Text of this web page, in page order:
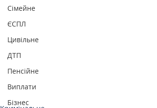
Сімейне
ЄСПЛ
Цивільне
ДТП
Пенсійне
Виплати
Бізнес